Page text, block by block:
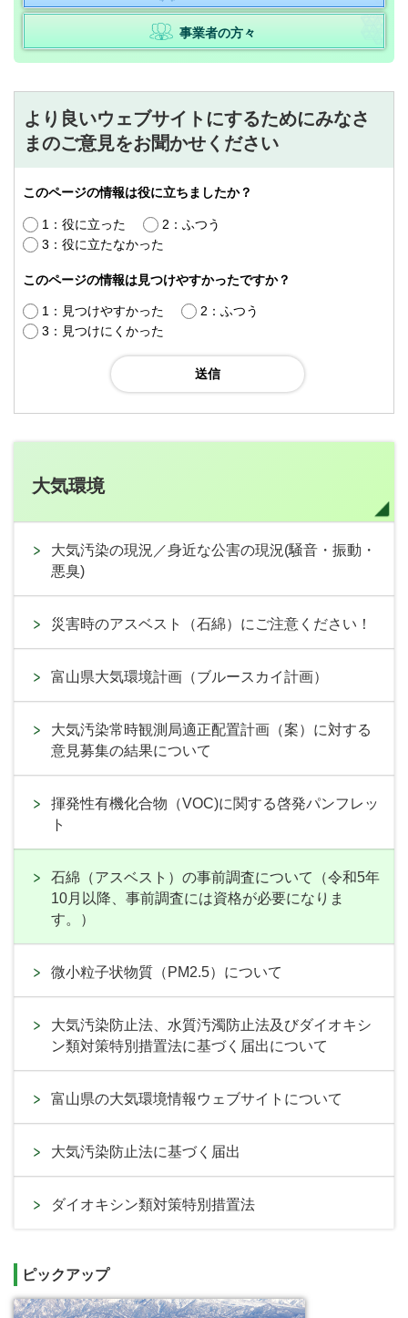
事業者の方々
より良いウェブサイトにするためにみなさ
まのご意見をお聞かせください
このページの情報は役に立ちましたか？
1：役に立った
2：ふつう
3：役に立たなかった
このページの情報は見つけやすかったですか？
1：見つけやすかった
2：ふつう
3：見つけにくかった
大気環境
大気汚染の現況／身近な公害の現況(騒音・振動・
悪臭)
災害時のアスベスト（石綿）にご注意ください！
富山県大気環境計画（ブルースカイ計画）
大気汚染常時観測局適正配置計画（案）に対する
意見募集の結果について
揮発性有機化合物（VOC)に関する啓発パンフレッ
ト
石綿（アスベスト）の事前調査について（令和5年
10月以降、事前調査には資格が必要になりま
す。）
微小粒子状物質（PM2.5）について
大気汚染防止法、水質汚濁防止法及びダイオキシ
ン類対策特別措置法に基づく届出について
富山県の大気環境情報ウェブサイトについて
大気汚染防止法に基づく届出
ダイオキシン類対策特別措置法
ピックアップ